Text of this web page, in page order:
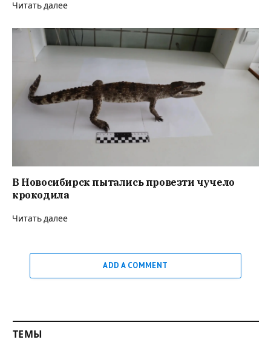
Читать далее
В Новосибирск пытались провезти чучело
крокодила
Читать далее
ADD A COMMENT
ТЕМЫ